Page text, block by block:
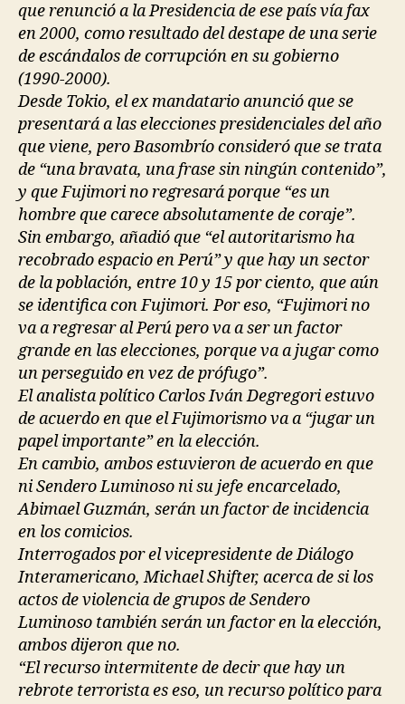
que renunció a la Presidencia de ese país vía fax
en 2000, como resultado del destape de una serie
de escándalos de corrupción en su gobierno
(1990-2000).
Desde Tokio, el ex mandatario anunció que se
presentará a las elecciones presidenciales del año
que viene, pero Basombrío consideró que se trata
de “una bravata, una frase sin ningún contenido”,
y que Fujimori no regresará porque “es un
hombre que carece absolutamente de coraje”.
Sin embargo, añadió que “el autoritarismo ha
recobrado espacio en Perú” y que hay un sector
de la población, entre 10 y 15 por ciento, que aún
se identifica con Fujimori. Por eso, “Fujimori no
va a regresar al Perú pero va a ser un factor
grande en las elecciones, porque va a jugar como
un perseguido en vez de prófugo”.
El analista político Carlos Iván Degregori estuvo
de acuerdo en que el Fujimorismo va a “jugar un
papel importante” en la elección.
En cambio, ambos estuvieron de acuerdo en que
ni Sendero Luminoso ni su jefe encarcelado,
Abimael Guzmán, serán un factor de incidencia
en los comicios.
Interrogados por el vicepresidente de Diálogo
Interamericano, Michael Shifter, acerca de si los
actos de violencia de grupos de Sendero
Luminoso también serán un factor en la elección,
ambos dijeron que no.
“El recurso intermitente de decir que hay un
rebrote terrorista es eso, un recurso político para